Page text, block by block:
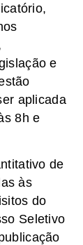
e
aplicada
8h e
de
às
do
Seletivo